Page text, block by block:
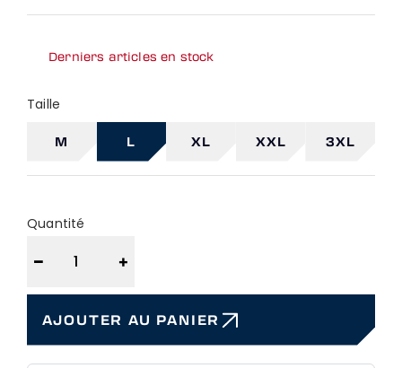
Derniers articles en stock
Taille
M L XL XXL 3XL
Quantité
− +
AJOUTER AU PANIER